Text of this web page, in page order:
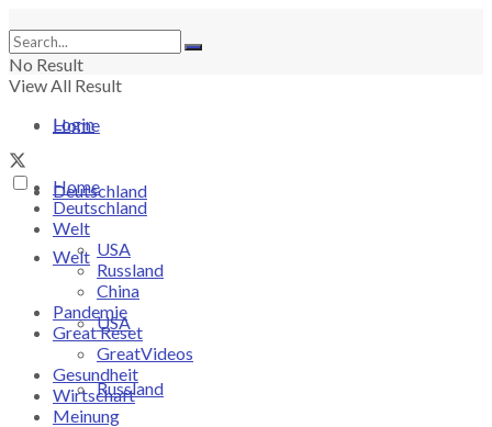
No Result
View All Result
Login
Home
Deutschland
Welt
USA
Russland
Home
Deutschland
Welt
USA
Russland
China
Pandemie
Great Reset
GreatVideos
Gesundheit
Wirtschaft
Meinung